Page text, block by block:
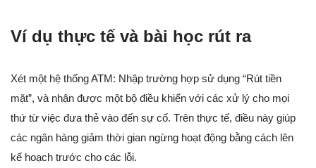
Ví dụ thực tế và bài học rút ra
Xét một hệ thống ATM: Nhập trường hợp sử dụng “Rút tiền
mặt”, và nhận được một bộ điều khiển với các xử lý cho mọi
thứ từ việc đưa thẻ vào đến sự cố. Trên thực tế, điều này giúp
các ngân hàng giảm thời gian ngừng hoạt động bằng cách lên
kế hoạch trước cho các lỗi.